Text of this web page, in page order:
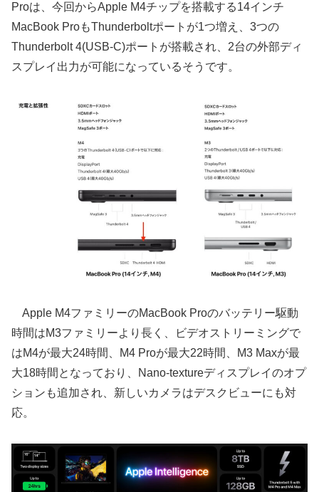
Proは、今回からApple M4チップを搭載する14インチ
MacBook ProもThunderboltポートが1つ増え、3つの
Thunderbolt 4(USB-C)ポートが搭載され、2台の外部ディ
スプレイ出力が可能になっているそうです。
Apple M4ファミリーのMacBook Proのバッテリー駆動
時間はM3ファミリーより長く、ビデオストリーミングで
はM4が最大24時間、M4 Proが最大22時間、M3 Maxが最
大18時間となっており、Nano-textureディスプレイのオプ
ションも追加され、新しいカメラはデスクビューにも対
応。